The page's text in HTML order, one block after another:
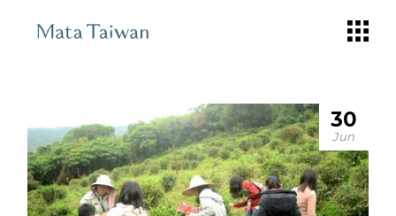
30
Jun